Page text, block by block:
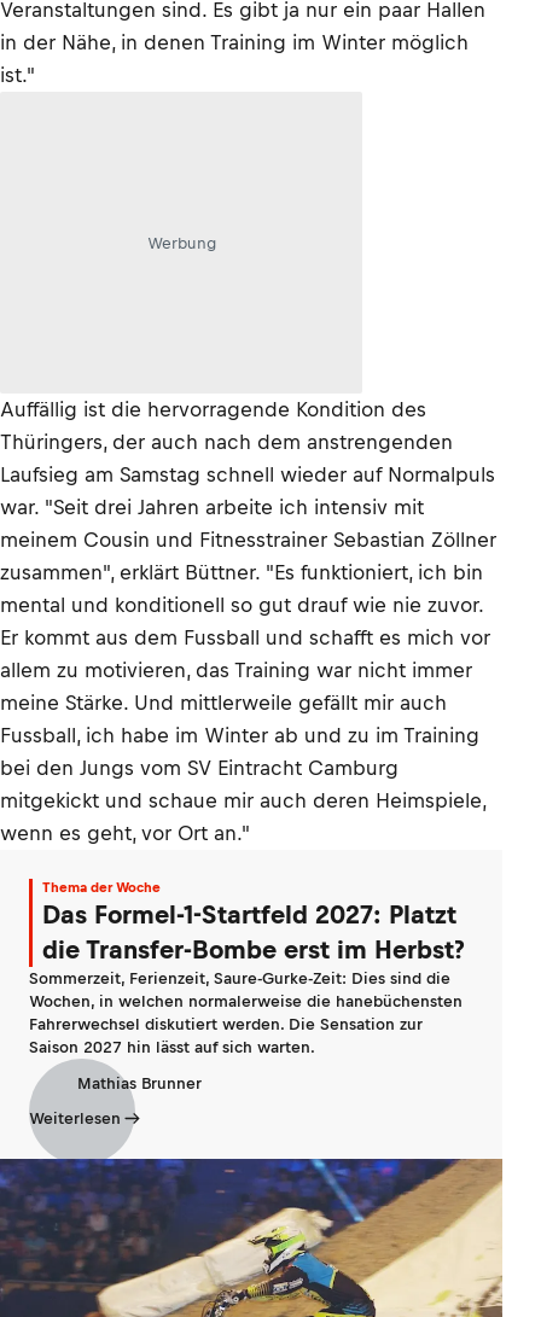
Veranstaltungen sind. Es gibt ja nur ein paar Hallen
in der Nähe, in denen Training im Winter möglich
ist."
Werbung
Auffällig ist die hervorragende Kondition des
Thüringers, der auch nach dem anstrengenden
Laufsieg am Samstag schnell wieder auf Normalpuls
war. "Seit drei Jahren arbeite ich intensiv mit
meinem Cousin und Fitnesstrainer Sebastian Zöllner
zusammen", erklärt Büttner. "Es funktioniert, ich bin
mental und konditionell so gut drauf wie nie zuvor.
Er kommt aus dem Fussball und schafft es mich vor
allem zu motivieren, das Training war nicht immer
meine Stärke. Und mittlerweile gefällt mir auch
Fussball, ich habe im Winter ab und zu im Training
bei den Jungs vom SV Eintracht Camburg
mitgekickt und schaue mir auch deren Heimspiele,
wenn es geht, vor Ort an."
Thema der Woche
Das Formel-1-Startfeld 2027: Platzt
die Transfer-Bombe erst im Herbst?
Sommerzeit, Ferienzeit, Saure-Gurke-Zeit: Dies sind die
Wochen, in welchen normalerweise die hanebüchensten
Fahrerwechsel diskutiert werden. Die Sensation zur
Saison 2027 hin lässt auf sich warten.
Mathias Brunner
Weiterlesen